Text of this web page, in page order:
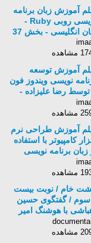
آموزش زبان برنامه
نویسی روبی Ruby -
انگلیسی - بخش 37
آموزش توسعه
نویسی ویندوز فون
7 توسط رضا علیزاده -
انگلیسی
آموزش طراحی نرم
کامپیوتر با استفاده
زبان برنامه نویسی
انگلیسی - بخش 33
خام / نوبت بیست
/ گفتگوی حسین
با هوشنگ امیر